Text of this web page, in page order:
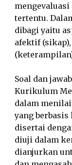
tertentu.
dibagi yaitu
afektif
Soal dan
Kurikulum
dalam
yang berbasis
disertai
diuji dalam
dianjurkan